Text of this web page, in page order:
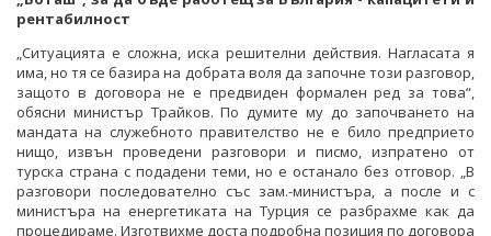
рентабилност
„Ситуацията е сложна, иска решителни действия. Нагласата я
има, но тя се базира на добрата воля да започне този разговор,
защото в договора не е предвиден формален ред за това“,
обясни министър Трайков. По думите му до започването на
мандата на служебното правителство не е било предприето
нищо, извън проведени разговори и писмо, изпратено от
турска страна с подадени теми, но е останало без отговор. „В
разговори последователно със зам.-министъра, а после и с
министъра на енергетиката на Турция се разбрахме как да
процедираме. Изготвихме доста подробна позиция по договора